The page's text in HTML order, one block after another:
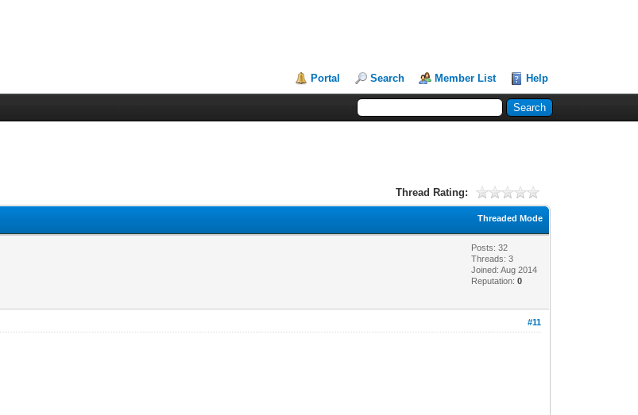
Portal Search Member List Help
Thread Rating:
Threaded Mode
Posts: 32
Threads: 3
Joined: Aug 2014
Reputation:0
#11